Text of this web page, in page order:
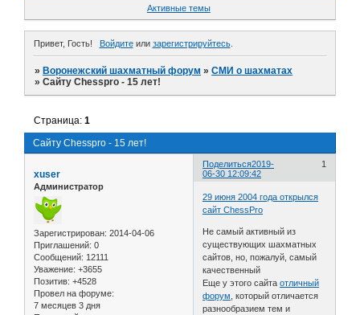
Активные темы
Привет, Гость! Войдитеили зарегистрируйтесь.
»Воронежский шахматный форум »СМИ о шахматах
»Сайту Chesspro - 15 лет!
Сайту Chesspro - 15 лет!
Страница:1
Поделиться 1
2019-
06-30 12:09:42
xuser
Администратор
Зарегистрирован: 2014-04-06
Приглашений: 0
Сообщений: 12111
Уважение: +3655
Позитив: +4528
Провел на форуме:
7 месяцев 3 дня
29 июня 2004 года открылся
сайт ChessPro
Не самый активный из
существующих шахматных
сайтов, но, пожалуй, самый
качественный
Еще у этого сайтаотличный
форум , который отличается
разнообразием тем и